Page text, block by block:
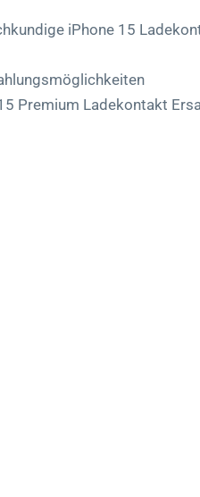
iPhone 15
Premium Ladekontakt